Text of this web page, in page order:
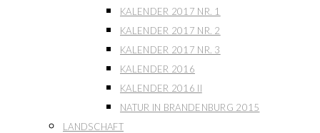
KALENDER 2017 NR. 1
KALENDER 2017 NR. 2
KALENDER 2017 NR. 3
KALENDER 2016
KALENDER 2016 II
NATUR IN BRANDENBURG 2015
LANDSCHAFT